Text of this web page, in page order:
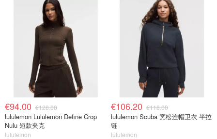
€94.00 €128.00
lululemon Lululemon Define Crop
Nulu 短款夹克
lululemon
€106.20 €118.00
lululemon Scuba 宽松连帽卫衣 半拉
链
lululemon